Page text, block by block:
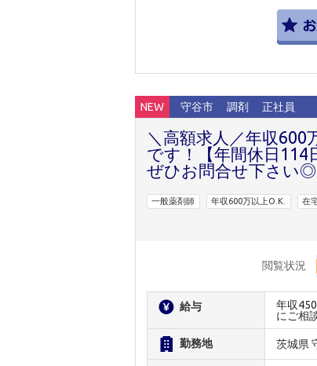
NEW 守谷市 調剤 正社員
＼高額求人／年収600
です！【年間休日114
ぜひお問合せ下さい◎
一般薬剤師 年収600万以上O.K. 在
閲覧状況
給与
年収
にご相
勤務地 茨城県